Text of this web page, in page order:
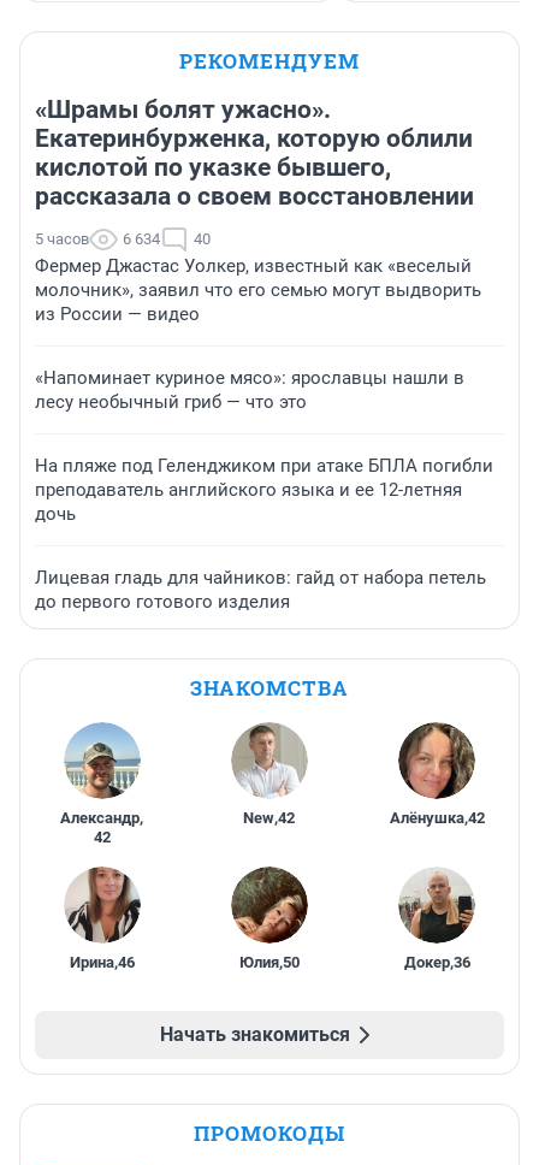
РЕКОМЕНДУЕМ
«Шрамы болят ужасно».
Екатеринбурженка, которую облили
кислотой по указке бывшего,
рассказала о своем восстановлении
5 часов 6 634 40
Фермер Джастас Уолкер, известный как «веселый
молочник», заявил что его семью могут выдворить
из России — видео
«Напоминает куриное мясо»: ярославцы нашли в
лесу необычный гриб — что это
На пляже под Геленджиком при атаке БПЛА погибли
преподаватель английского языка и ее 12-летняя
дочь
Лицевая гладь для чайников: гайд от набора петель
до первого готового изделия
ЗНАКОМСТВА
Александр,
42
New,42 Алёнушка,42
Ирина,46 Юлия,50 Докер,36
Начать знакомиться
ПРОМОКОДЫ